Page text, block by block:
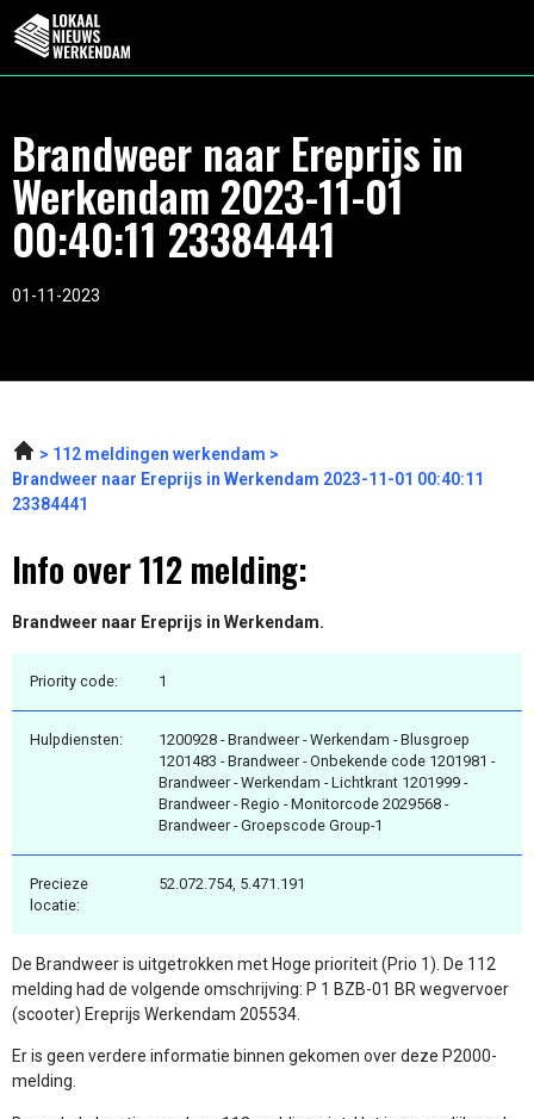
Brandweer naar Ereprijs in
Werkendam 2023-11-01
00:40:11 23384441
01-11-2023
112 meldingen werkendam
Brandweer naar Ereprijs in Werkendam 2023-11-01 00:40:11
23384441
Info over 112 melding:
Brandweer naar Ereprijs in Werkendam.
Priority code: 1
Hulpdiensten:
1200928 - Brandweer - Werkendam - Blusgroep
1201483 - Brandweer - Onbekende code 1201981 -
Brandweer - Werkendam - Lichtkrant 1201999 -
Brandweer - Regio - Monitorcode 2029568 -
Brandweer - Groepscode Group-1
Precieze
locatie:
52.072.754, 5.471.191
De Brandweer is uitgetrokken met Hoge prioriteit (Prio 1). De 112
melding had de volgende omschrijving: P 1 BZB-01 BR wegvervoer
(scooter) Ereprijs Werkendam 205534.
Er is geen verdere informatie binnen gekomen over deze P2000-
melding.